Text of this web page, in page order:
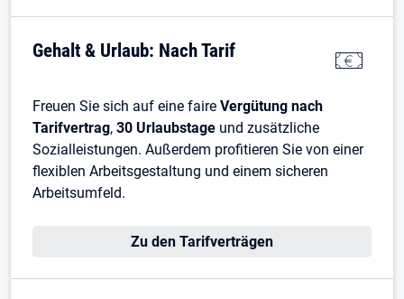
Gehalt & Urlaub: Nach Tarif
Freuen Sie sich auf eine faire Vergütung nach
Tarifvertrag, 30 Urlaubstage und zusätzliche
Sozialleistungen. Außerdem profitieren Sie von einer
flexiblen Arbeitsgestaltung und einem sicheren
Arbeitsumfeld.
Zu den Tarifverträgen